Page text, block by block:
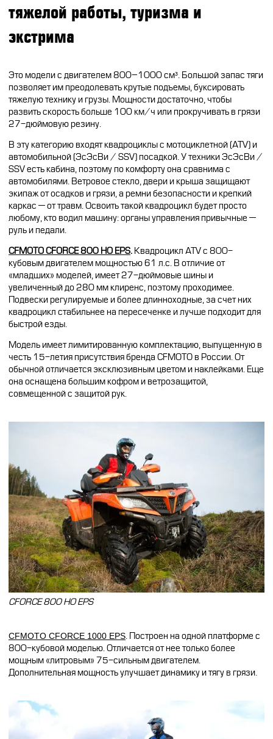
тяжелой работы, туризма и
экстрима
Это модели с двигателем 800–1000 см³. Большой запас тяги
позволяет им преодолевать крутые подъемы, буксировать
тяжелую технику и грузы. Мощности достаточно, чтобы
развить скорость больше 100 км/ч или прокручивать в грязи
27-дюймовую резину.
В эту категорию входят квадроциклы с мотоциклетной (ATV) и
автомобильной (ЭсЭсВи / SSV) посадкой.У техникиЭсЭсВи /
SSVесть кабина, поэтому по комфорту она сравнима с
автомобилями. Ветровое стекло, двери и крыша защищают
экипаж от осадков и грязи, а ремни безопасности и крепкий
каркас — от травм. Освоить такойквадроцикл будет просто
любому, кто водил машину: органы управления привычные —
руль и педали.
CFMOTO CFORCE 800 HO EPS. Квадроцикл ATV с 800-
кубовым двигателем мощностью 61 л.с. В отличие от
«младших» моделей, имеет 27-дюймовые шины и
увеличенный до 280 мм клиренс, поэтому проходимее.
Подвески регулируемые и более длинноходные, за счет них
квадроцикл стабильнее на пересеченке и лучше подходит для
быстрой езды.
Модель имеет лимитированную комплектацию, выпущенную в
честь 15-летия присутствия бренда CFMOTO в России. От
обычной отличается эксклюзивным цветом и наклейками. Еще
она оснащена большим кофром и ветрозащитой,
совмещенной с защитой рук.
CFORCE 800 HO EPS
CFMOTO CFORCE 1000 EPS. Построен на одной платформе с
800-кубовой моделью. Отличается от нее только более
мощным «литровым» 75-сильным двигателем.
Дополнительная мощность улучшает динамику и тягу в грязи.